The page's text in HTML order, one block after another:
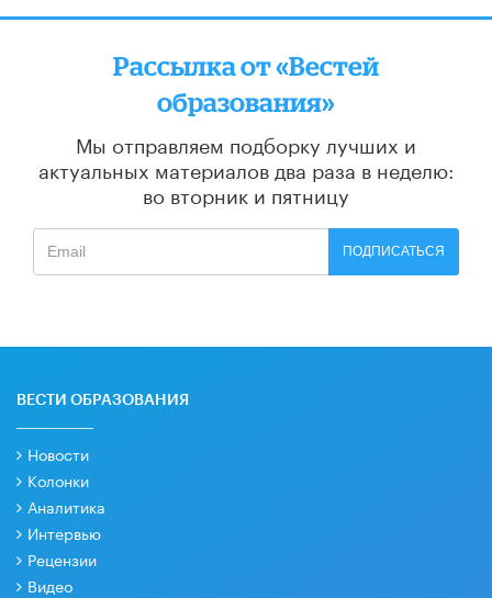
Рассылка от «Вестей
образования»
Мы отправляем подборку лучших и
актуальных материалов два раза в неделю:
во вторник и пятницу
ПОДПИСАТЬСЯ
ВЕСТИ ОБРАЗОВАНИЯ
Новости
Колонки
Аналитика
Интервью
Рецензии
Видео